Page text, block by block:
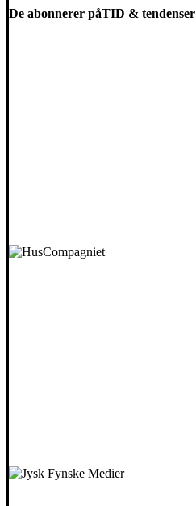
De abonnerer påTID & tendenser